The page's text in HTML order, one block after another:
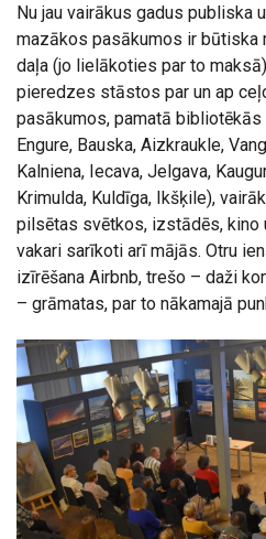
Nu jau vairākus gadus publiska
mazākos pasākumos ir būtiska
daļa (jo lielākoties par to
pieredzes stāstos par un ap
pasākumos, pamatā bibliotēkās
Engure, Bauska, Aizkraukle,
Kalniena, Iecava, Jelgava,
Krimulda, Kuldīga, Ikšķile),
pilsētas svētkos, izstādēs,
vakari sarīkoti arī mājās. Otru
izīrēšana Airbnb, trešo – daži
– grāmatas, par to nākamajā